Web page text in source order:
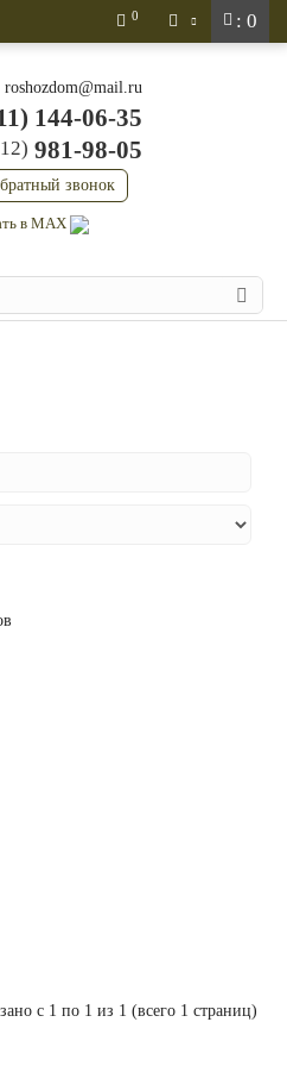
: 0
0
roshozdom@mail.ru
144-06-35
981-98-05
звонок
в MAX
с 1 по 1 из 1 (всего 1 страниц)